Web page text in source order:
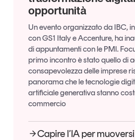
opportunità
Un evento organizzato da IBC,
con GS1 Italy e Accenture, ha
di appuntamenti con le PMI.
primo incontro è stato quello di
consapevolezza delle imprese
panorama che le tecnologie
artificiale generativa stanno
commercio
Capire l’IA per